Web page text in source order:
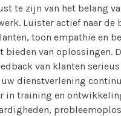
te zijn van het belang
Luister actief naar de
toon empathie en
bieden van oplossingen.
van klanten
dienstverlening
in training en